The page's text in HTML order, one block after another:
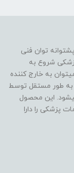
مائده نیک آزادی در سال 1393 با پشتوانه توان فنی
شروع به
به خارج کننده
به طور مستقل توسط
این محصول
پزشکی را دارا